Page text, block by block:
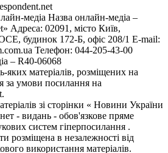
медіа Назва онлайн-медіа –
Адреса: 02091, місто Київ,
будинок 172-Б, офіс 208/1 E-mail:
Телефон: 044-205-43-00
– R40-06068
яких матеріалів, розміщених на
за умови посилання на
зі сторінки « Новини України
- видань - обов'язкове пряме
систем гіперпосилання .
розміщена в незалежності від
використання матеріалів.